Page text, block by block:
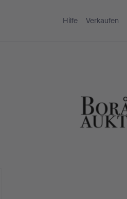
Hilfe Verkaufen